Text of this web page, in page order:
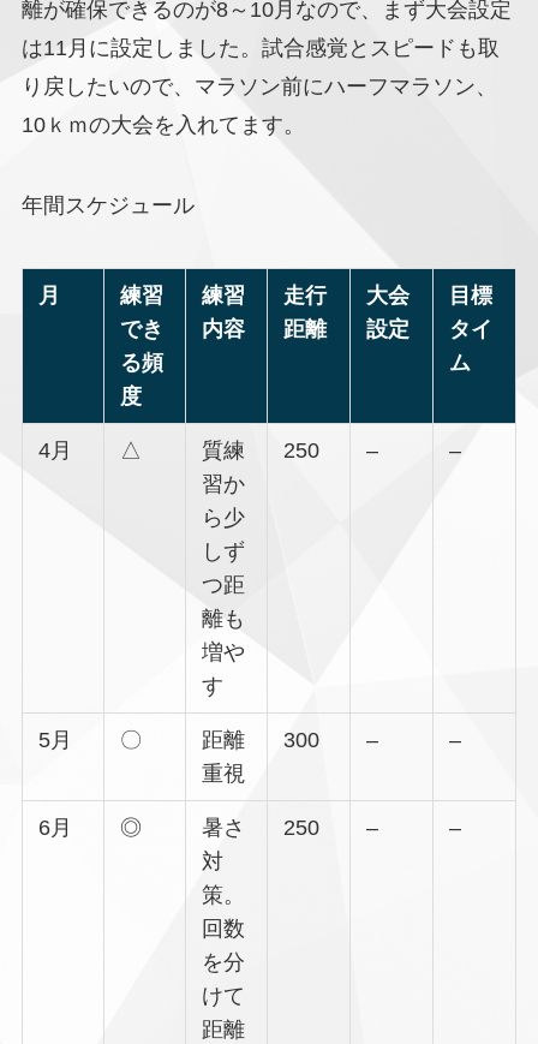
離が確保できるのが8～10月なので、まず大会設定
は11月に設定しました。試合感覚とスピードも取
り戻したいので、マラソン前にハーフマラソン、
10ｋｍの大会を入れてます。
年間スケジュール
月
練習
でき
る頻
度
練習
内容
走行
距離
大会
設定
目標
タイ
ム
4月 △
質練
習か
ら少
しず
つ距
離も
増や
す
250 – –
5月 〇
距離
重視
300 – –
6月 ◎
暑さ
対
策。
回数
を分
けて
距離
250 – –